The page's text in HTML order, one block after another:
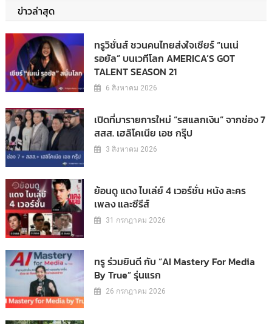
ข่าวล่าสุด
ทรูวิชั่นส์ ชวนคนไทยส่งใจเชียร์ “เนเน่
รอยัล” บนเวทีโลก AMERICA’S GOT
TALENT SEASON 21
6 สิงหาคม 2026
เปิดที่มารายการใหม่ “รสแลกเงิน” จากช่อง 7
สสส. เฮลิโคเนีย เอช กรุ๊ป
3 สิงหาคม 2026
ย้อนดู แดง ไบเล่ย์ 4 เวอร์ชั่น หนัง ละคร
เพลง และซีรีส์
31 กรกฎาคม 2026
ทรู ร่วมยินดี กับ “AI Mastery For Media
By True” รุ่นแรก
26 กรกฎาคม 2026